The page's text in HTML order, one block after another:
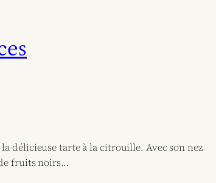
délicieuse tarte à la citrouille. Avec son nez
fruits noirs…